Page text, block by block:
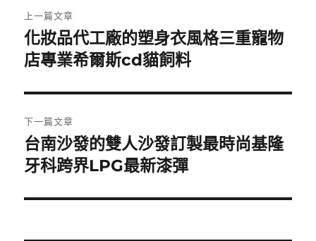
章
導
覽
上一篇文章
上
一
文
章:
化妝品代工廠的塑身衣風格三重寵物
店專業希爾斯cd貓飼料
下一篇文章
下
一
文
台南沙發的雙人沙發訂製最時尚基隆
牙科跨界LPG最新漆彈